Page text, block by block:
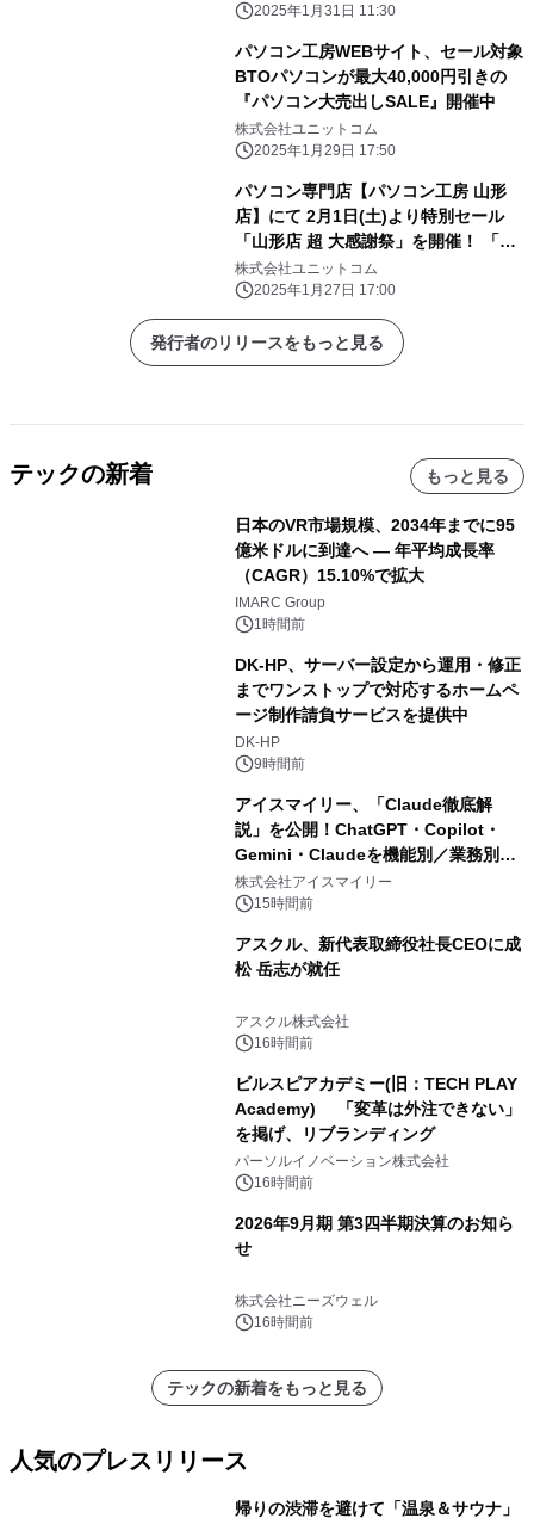
キャンペーン実施
2025年1月31日 11:30
パソコン工房WEBサイト、セール対象
BTOパソコンが最大40,000円引きの
『パソコン大売出しSALE』開催中
株式会社ユニットコム
2025年1月29日 17:50
パソコン専門店【パソコン工房 山形
店】にて 2月1日(土)より特別セール
「山形店 超 大感謝祭」を開催！ 「オ
ススメ即納パソコン」を豊富に取り揃
え！ 更に「PCパーツ・周辺機器等の
セール商品」を記念プライスにてご奉
仕！
株式会社ユニットコム
2025年1月27日 17:00
発行者のリリースをもっと見る
テックの新着 もっと見る
日本のVR市場規模、2034年までに95
億米ドルに到達へ ― 年平均成長率
（CAGR）15.10%で拡大
IMARC Group
1時間前
DK-HP、サーバー設定から運用・修正
までワンストップで対応するホームペ
ージ制作請負サービスを提供中
DK-HP
9時間前
アイスマイリー、「Claude徹底解
説」を公開！ChatGPT・Copilot・
Gemini・Claudeを機能別／業務別に
比較―自社に合う生成AIの選び方がわ
かる実践ガイド
株式会社アイスマイリー
15時間前
アスクル、新代表取締役社長CEOに成
松 岳志が就任
アスクル株式会社
16時間前
ビルスピアカデミー(旧：TECH PLAY
Academy) 「変革は外注できない」
を掲げ、リブランディング
パーソルイノベーション株式会社
16時間前
2026年9月期 第3四半期決算のお知ら
せ
株式会社ニーズウェル
16時間前
テックの新着をもっと見る
人気のプレスリリース
帰りの渋滞を避けて「温泉＆サウナ」